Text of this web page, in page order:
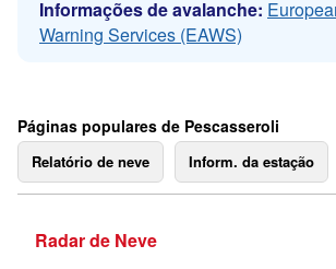
Informações de avalanche:
Warning Services (EAWS)
Páginas populares de Pescasseroli
Relatório de neve Inform. da estação
Radar de Neve